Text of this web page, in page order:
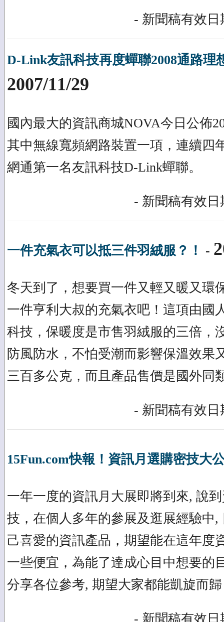
- 新聞稿有效日
D-Link友訊科技再度蟬聯2008通路理
2007/11/29
國內最大的資訊商城NOVA今日公佈
其中無線寬頻網路裝置一項，連續四
網通第一名友訊科技D-Link蟬聯。
- 新聞稿有效日
一件充氣衣可以抵三件羽絨服？！ -
冬天到了，想要買一件又輕又暖又環
一件亨利大叔的充氣衣吧！這項由國
科技，保暖度是市售羽絨服的三倍，
防風防水，不怕受潮而影響保溫效果
三百多公克，而且產品售價是國外同
- 新聞稿有效日
15Fun.com快報！資訊月選購密技大
一年一度的資訊月大展即將到來, 說
技，在個人多年的參展及逛展經驗中,
己喜愛的資訊產品，期望能在這年度
一些便宜，為能了達成心目中想要的
分享各位參考, 期望大家都能凱旋而
- 新聞稿有效日